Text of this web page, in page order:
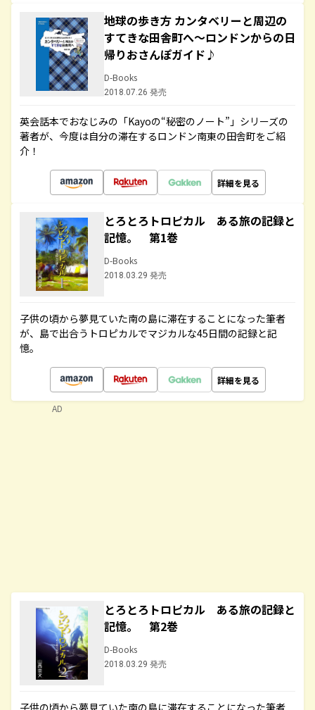
地球の歩き方 カンタベリーと周辺の
すてきな田舎町へ～ロンドンからの日
帰りおさんぽガイド♪
D-Books
2018.07.26 発売
英会話本でおなじみの「Kayoの“秘密のノート”」シリーズの
著者が、今度は自分の滞在するロンドン南東の田舎町をご紹
介！
詳細を見る
とろとろトロピカル ある旅の記録と
記憶。 第1巻
D-Books
2018.03.29 発売
子供の頃から夢見ていた南の島に滞在することになった筆者
が、島で出合うトロピカルでマジカルな45日間の記録と記
憶。
詳細を見る
とろとろトロピカル ある旅の記録と
記憶。 第2巻
D-Books
2018.03.29 発売
子供の頃から夢見ていた南の島に滞在することになった筆者
AD